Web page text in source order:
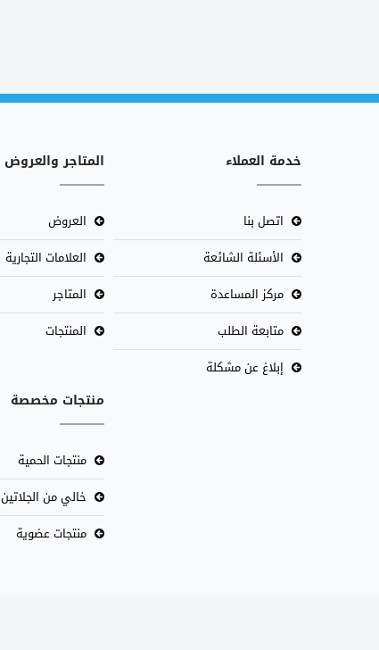
خدمة العملاء
اتصل بنا
الأسئلة الشائعة
مركز المساعدة
متابعة الطلب
إبلاغ عن مشكلة
المتاجر والعروض
العروض
العلامات التجارية
المتاجر
المنتجات
منتجات مخصصة
منتجات الحمية
خالي من الجلاتين
منتجات عضوية